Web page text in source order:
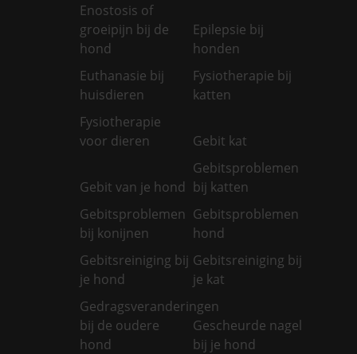
Enostosis of
groeipijn bij de
hond
Epilepsie bij
honden
Euthanasie bij
huisdieren
Fysiotherapie bij
katten
Fysiotherapie
voor dieren
Gebit kat
Gebit van je hond
Gebitsproblemen
bij katten
Gebitsproblemen
bij konijnen
Gebitsproblemen
hond
Gebitsreiniging bij
je hond
Gebitsreiniging bij
je kat
Gedragsveranderingen
bij de oudere
hond
Gescheurde nagel
bij je hond